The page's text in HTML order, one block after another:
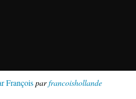
Françoisparfrancoishollande